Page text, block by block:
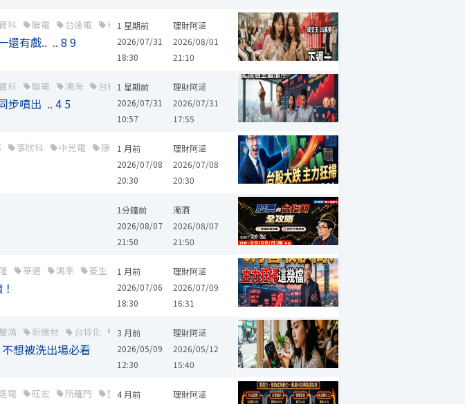
科 聯電 台達電 華通 楠梓電 鴻海 國巨* 台積電 旺宏 華邦電
1 星期前
2026/07/31
18:30
還有戲.. ..8 9
理財阿涵
2026/08/01
21:10
科 聯電 鴻海 台積電 旺宏 華邦電 聯強 南亞科 友達
1 星期前
2026/07/31
10:57
步噴出 ..4 5
理財阿涵
2026/07/31
17:55
事欣科 中光電 康和證 瑞祺電通 雷虎
1 月前
2026/07/08
20:30
理財阿涵
2026/07/08
20:30
1分鐘前
2026/08/07
21:50
濁酒
2026/08/07
21:50
華通 鴻準 菱生 南亞科 京元電子 冠西電 漢翔 豐達科 聯傑
1 月前
2026/07/06
18:30
理財阿涵
2026/07/09
16:31
雙鴻 新應材 台特化 台積電供應鏈 主動式ETF 低位階IC設計 散熱股
3 月前
2026/05/09
12:30
想被洗出場必看
理財阿涵
2026/05/12
15:40
電 旺宏 所羅門 盟立 正達 日月光投控 雙鍵 新唐
4 月前 理財阿涵